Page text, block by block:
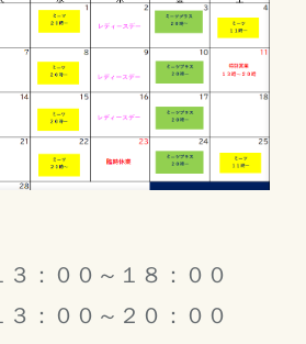
：００～１８：００
：００～２０：００